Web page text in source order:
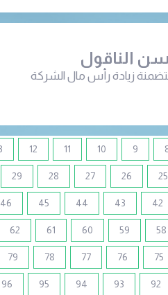
الناقول
زيادة رأس مال الشركة
9
10
11
12
25
26
27
28
29
42
43
44
45
46
58
59
60
61
62
75
76
77
78
79
92
93
94
95
96